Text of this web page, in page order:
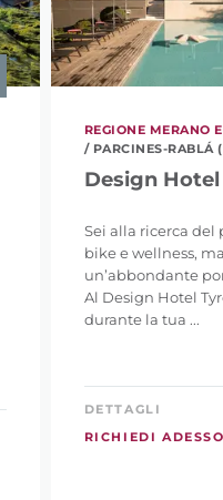
REGIONE MERANO
/ PARCINES-RABLÁ
Design
Sei alla ricerca del
bike e wellness,
un’abbondante
Al Design Hotel
durante la tua ...
DETTAGLI
RICHIEDI